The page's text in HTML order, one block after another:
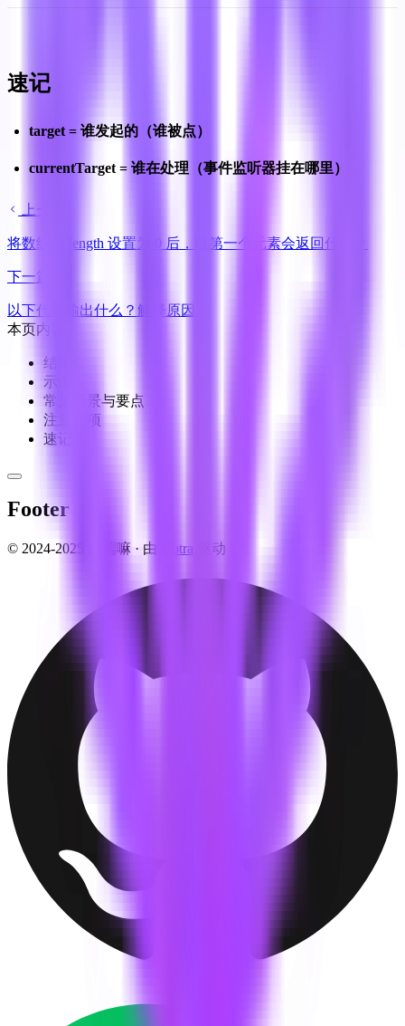
速记
target = 谁发起的（谁被点）
currentTarget = 谁在处理（事件监听器挂在哪里）
上一篇
将数组的 length 设置为 0 后，取第一个元素会返回什么？
下一篇
以下代码输出什么？解释原因
本页内容
结论
示例
常见场景与要点
注意事项
速记
Footer
© 2024-2025 前端嘛 · 由 Notra 驱动